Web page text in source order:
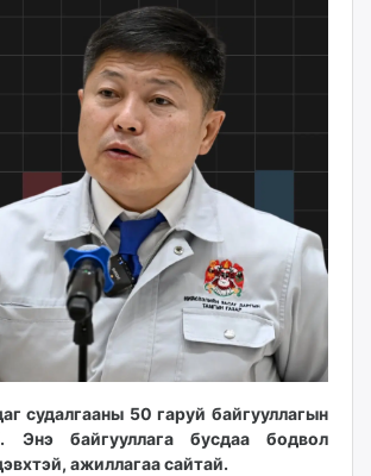
судалгааны 50 гаруй байгууллагын
байгууллага бусдаа бодвол
ажиллагаа сайтай.